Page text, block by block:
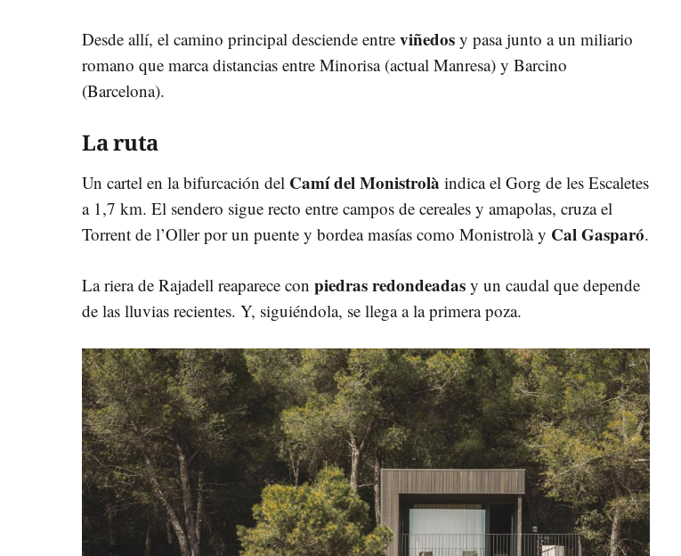
Desde allí, el camino principal desciende entre viñedos y pasa junto a un miliario
romano que marca distancias entre Minorisa (actual Manresa) y Barcino
(Barcelona).
La ruta
Un cartel en la bifurcación del Camí del Monistrolà indica el Gorg de les Escaletes
a 1,7 km. El sendero sigue recto entre campos de cereales y amapolas, cruza el
Torrent de l’Oller por un puente y bordea masías como Monistrolà y Cal Gasparó.
La riera de Rajadell reaparece con piedras redondeadas y un caudal que depende
de las lluvias recientes. Y, siguiéndola, se llega a la primera poza.